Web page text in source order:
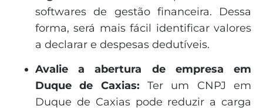
softwares de gestão financeira. Dessa
forma, será mais fácil identificar valores
a declarar e despesas dedutíveis.
Avalie a abertura de empresa em
Duque de Caxias: Ter um CNPJ em
Duque de Caxias pode reduzir a carga